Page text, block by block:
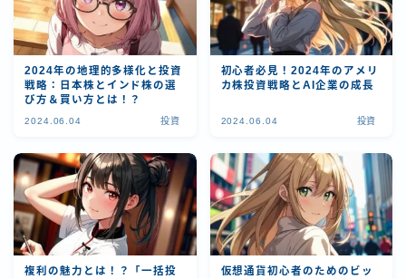
2024年の地理的多様化と投資
戦略：日本株とインド株の選
び方＆買い方とは！？
2024.06.04 投資
初心者必見！2024年のアメリ
カ株投資戦略とAI企業の成長
2024.06.04 投資
複利の魅力とは！？「一括投
仮想通貨初心者のためのビッ